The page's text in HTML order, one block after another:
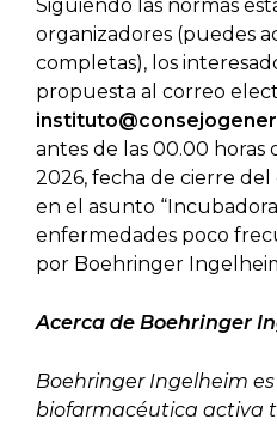
Siguiendo las normas
organizadores (puedes
completas), los
propuesta al correo
antes de las 00.00
2026, fecha de cierre
en el asunto
enfermedades poco
por Boehringer
Acerca de Boehringer
Boehringer Ingelheim
biofarmacéutica activa